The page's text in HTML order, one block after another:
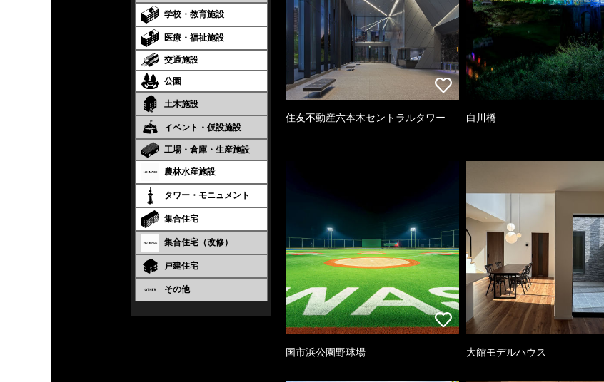
学校・教育施設
医療・福祉施設
交通施設
公園
土木施設
イベント・仮設施設
工場・倉庫・生産施設
農林水産施設
タワー・モニュメント
集合住宅
集合住宅（改修）
戸建住宅
その他
住友不動産六本木セントラルタワー 白川橋
国市浜公園野球場 大館モデルハウス